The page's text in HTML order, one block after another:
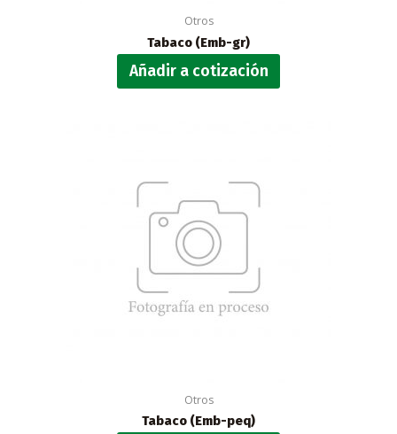
Otros
Tabaco (Emb-gr)
Añadir a cotización
Otros
Tabaco (Emb-peq)